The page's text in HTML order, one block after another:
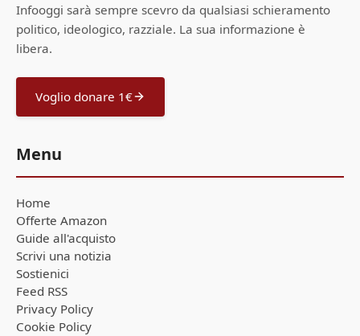
Infooggi sarà sempre scevro da qualsiasi schieramento
politico, ideologico, razziale. La sua informazione è
libera.
Voglio donare 1€
Menu
Home
Offerte Amazon
Guide all'acquisto
Scrivi una notizia
Sostienici
Feed RSS
Privacy Policy
Cookie Policy